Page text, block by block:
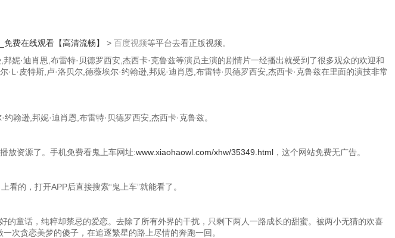
费在线观看【高清流畅】 > 百度视频等平台去看正版视频。
妮·迪肖恩,布雷特·贝德罗西安,杰西卡·克鲁兹等演员主演的剧情片一经播出就受到了很多观众的欢迎和
皮特斯,卢·洛贝尔,德薇埃尔·约翰逊,邦妮·迪肖恩,布雷特·贝德罗西安,杰西卡·克鲁兹在里面的演技非常
翰逊,邦妮·迪肖恩,布雷特·贝德罗西安,杰西卡·克鲁兹。
放资源了。手机免费看鬼上车网址:www.xiaohaowl.com/xhw/35349.html ，这个网站免费无广告。
上看的，打开APP后直接搜索“鬼上车”就能看了。
童话，纯粹却禁忌的爱恋。去除了所有外界的干扰，只剩下两人一路成长的甜蜜。被两小无猜的欢喜
次贪恋美梦的傻子，在追逐繁星的路上尽情的奔跑一回。